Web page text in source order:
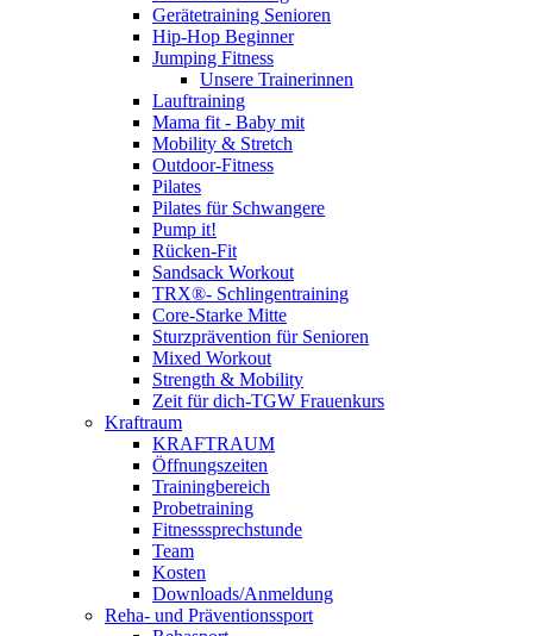
Gerätetraining Senioren
Hip-Hop Beginner
Jumping Fitness
Unsere Trainerinnen
Lauftraining
Mama fit - Baby mit
Mobility & Stretch
Outdoor-Fitness
Pilates
Pilates für Schwangere
Pump it!
Rücken-Fit
Sandsack Workout
TRX®- Schlingentraining
Core-Starke Mitte
Sturzprävention für Senioren
Mixed Workout
Strength & Mobility
Zeit für dich-TGW Frauenkurs
Kraftraum
KRAFTRAUM
Öffnungszeiten
Trainingbereich
Probetraining
Fitnesssprechstunde
Team
Kosten
Downloads/Anmeldung
Reha- und Präventionssport